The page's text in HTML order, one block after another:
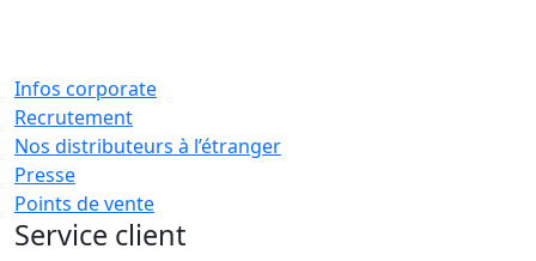
Infos corporate
Recrutement
Nos distributeurs à l’étranger
Presse
Points de vente
Service client